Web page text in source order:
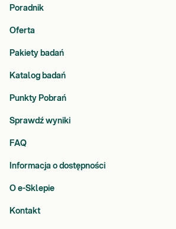
Poradnik
Oferta
Pakiety badań
Katalog badań
Punkty Pobrań
Sprawdź wyniki
FAQ
Informacja o dostępności
O e-Sklepie
Kontakt